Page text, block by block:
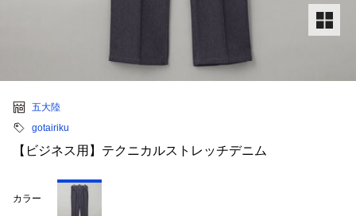
五大陸
gotairiku
【ビジネス用】テクニカルストレッチデニム
カラー